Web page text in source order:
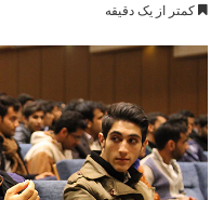
کمتر از یک دقیقه